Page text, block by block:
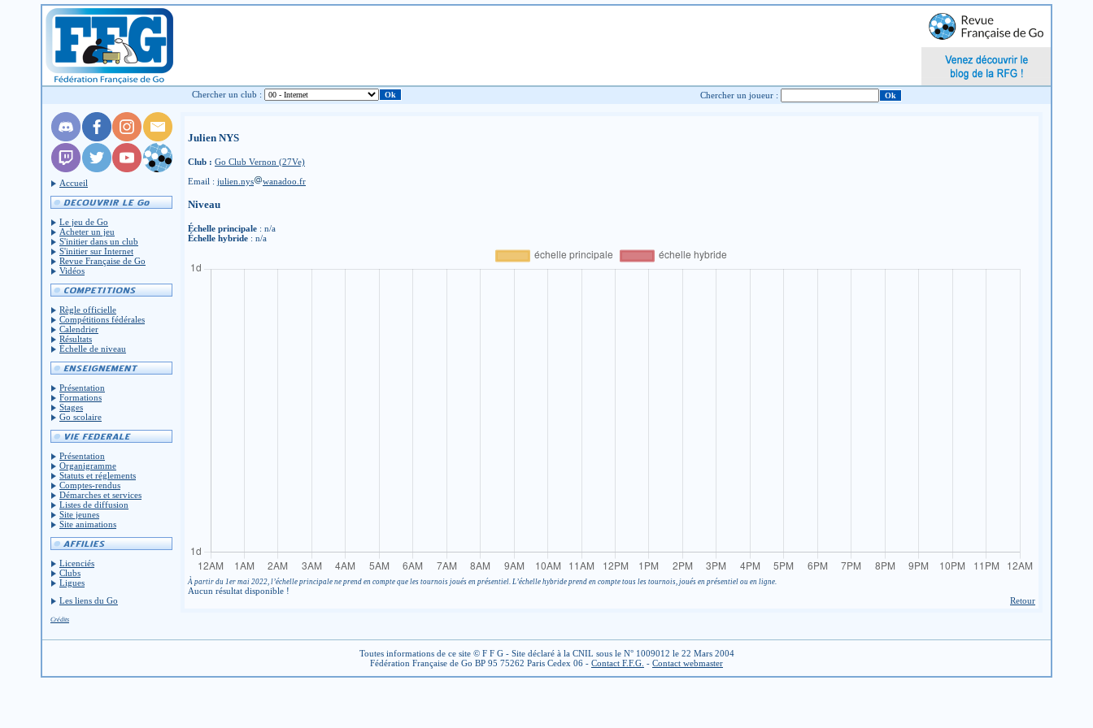
Chercher un club : Chercher un joueur :
Accueil
Le jeu de Go
Acheter un jeu
S'initier dans un club
S'initier sur Internet
Revue Française de Go
Vidéos
Règle officielle
Compétitions fédérales
Calendrier
Résultats
Échelle de niveau
Présentation
Formations
Stages
Go scolaire
Présentation
Organigramme
Statuts et réglements
Comptes-rendus
Démarches et services
Listes de diffusion
Site jeunes
Site animations
Licenciés
Clubs
Ligues
Les liens du Go
Crédits
Julien NYS
Club : Go Club Vernon (27Ve)
Email : julien.nys wanadoo.fr
Niveau
Échelle principale : n/a
Échelle hybride : n/a
À partir du 1er mai 2022, l’échelle principale ne prend en compte que les tournois joués en présentiel. L’échelle hybride prend en compte tous les tournois, joués en présentiel ou en ligne.
Aucun résultat disponible !
Retour
Toutes informations de ce site © F F G - Site déclaré à la CNIL sous le N° 1009012 le 22 Mars 2004
Fédération Française de Go BP 95 75262 Paris Cedex 06 - Contact F.F.G. - Contact webmaster